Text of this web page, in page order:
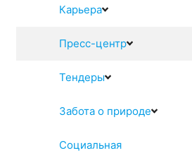
Карьера
Пресс-центр
Тендеры
Забота о природе
Социальная